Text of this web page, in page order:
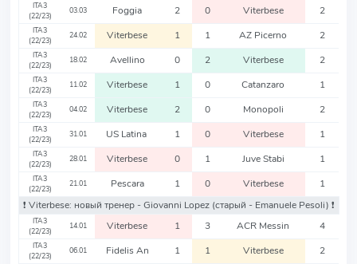
ITA3
(22/23)
03.03 Foggia 2 0 Viterbese 2
ITA3
(22/23)
24.02 Viterbese 1 1 AZ Picerno 2
ITA3
(22/23)
18.02 Avellino 0 2 Viterbese 2
ITA3
(22/23)
11.02 Viterbese 1 0 Catanzaro 1
ITA3
(22/23)
04.02 Viterbese 2 0 Monopoli 2
ITA3
(22/23)
31.01 US Latina 1 0 Viterbese 1
ITA3
(22/23)
28.01 Viterbese 0 1 Juve Stabi 1
ITA3
(22/23)
21.01 Pescara 1 0 Viterbese
1
❗️ Viterbese: новый тренер - Giovanni Lopez (старый - Emanuele Pesoli) ❗️
ITA3
(22/23)
14.01 Viterbese 1 3 ACR Messin 4
ITA3
(22/23)
06.01 Fidelis An 1 1 Viterbese 2